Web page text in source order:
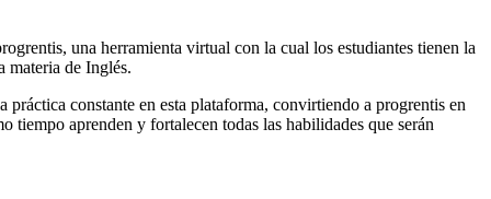
una herramienta virtual con la cual los estudiantes tienen la
materia de Inglés.
práctica constante en esta plataforma, convirtiendo a progrentis en
tiempo aprenden y fortalecen todas las habilidades que serán